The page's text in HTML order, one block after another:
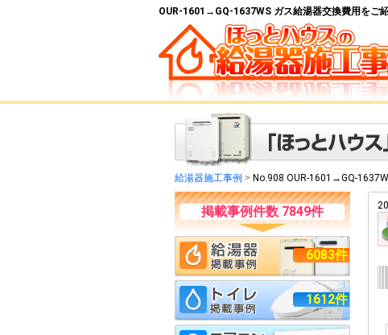
OUR-1601→GQ-1637WS ガス給湯器交換費用をご紹
給湯器施工事例 > No.908 OUR-1601→GQ-
掲載事例件数 7849件
6083件
1612件